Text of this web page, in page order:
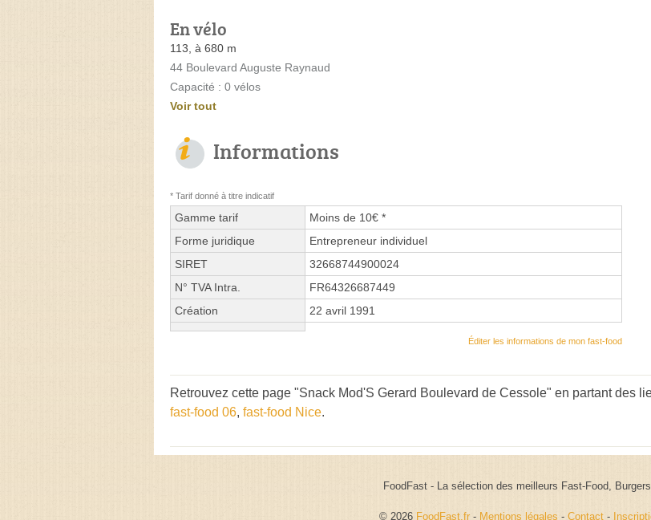
En vélo
113, à 680 m
44 Boulevard Auguste Raynaud
Capacité : 0 vélos
Voir tout
Informations
* Tarif donné à titre indicatif
Gamme tarif
Moins de 10€ *
Forme juridique
Entrepreneur individuel
SIRET
32668744900024
N° TVA Intra.
FR64326687449
Création
22 avril 1991
Éditer les informations de mon fast-food
Retrouvez cette page "Snack Mod'S Gerard Boulevard de Cessole" en partant des
fast-food 06, fast-food Nice.
FoodFast - La sélection des meilleurs Fast-Food,
© 2026 FoodFast.fr - Mentions légales - Contact-